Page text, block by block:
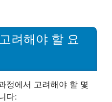
려해야 할 요
정에서 고려해야 할 몇
다: